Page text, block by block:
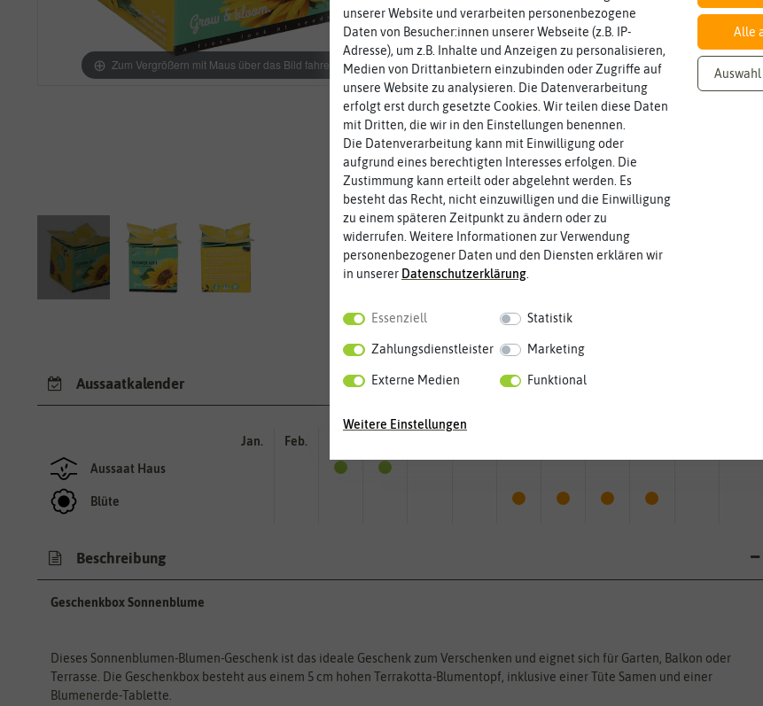
Zum Vergrößern mit Maus über das Bild fahren
Aussaatkalender
Aussaat Haus
Blüte
Jan. Feb.
Beschreibung
Geschenkbox Sonnenblume
Dieses Sonnenblumen-Blumen-Geschenk ist das ideale Geschenk zum Verschenken und eignet sich für Garten, Balkon oder
Terrasse. Die Geschenkbox besteht aus einem 5 cm hohen Terrakotta-Blumentopf, inklusive einer Tüte Samen und einer
Blumenerde-Tablette.
unserer Website und verarbeiten personenbezogene
Daten von Besucher:innen unserer Webseite (z.B. IP-
Adresse), um z.B. Inhalte und Anzeigen zu personalisieren,
Medien von Drittanbietern einzubinden oder Zugriffe auf
unsere Website zu analysieren. Die Datenverarbeitung
erfolgt erst durch gesetzte Cookies. Wir teilen diese Daten
mit Dritten, die wir in den Einstellungen benennen.
Die Datenverarbeitung kann mit Einwilligung oder
aufgrund eines berechtigten Interesses erfolgen. Die
Zustimmung kann erteilt oder abgelehnt werden. Es
besteht das Recht, nicht einzuwilligen und die Einwilligung
zu einem späteren Zeitpunkt zu ändern oder zu
widerrufen. Weitere Informationen zur Verwendung
personenbezogener Daten und den Diensten erklären wir
in unserer Daten­schutz­erklärung
Essenziell Statistik
Zahlungsdienstleister Marketing
Externe Medien Funktional
Weitere Einstellungen
Alle